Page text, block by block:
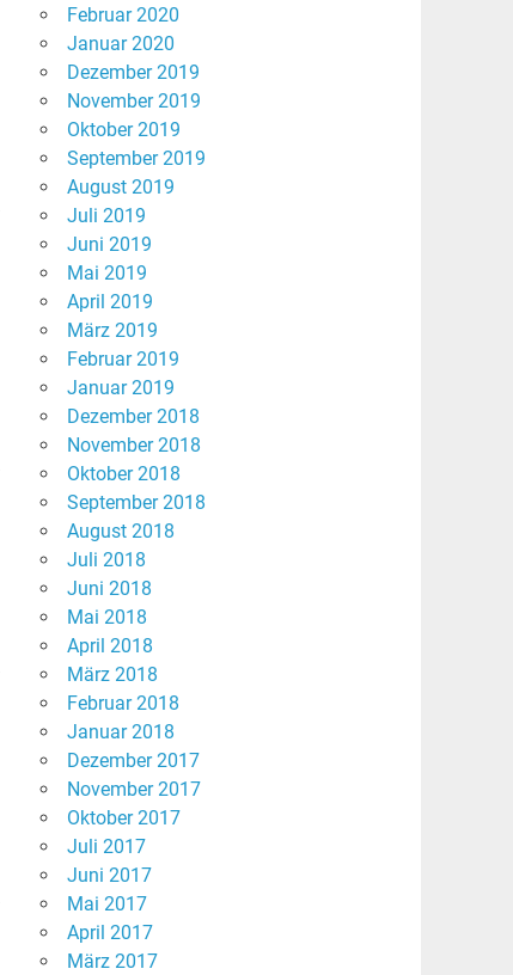
Februar 2020
Januar 2020
Dezember 2019
November 2019
Oktober 2019
September 2019
August 2019
Juli 2019
Juni 2019
Mai 2019
April 2019
März 2019
Februar 2019
Januar 2019
Dezember 2018
November 2018
Oktober 2018
September 2018
August 2018
Juli 2018
Juni 2018
Mai 2018
April 2018
März 2018
Februar 2018
Januar 2018
Dezember 2017
November 2017
Oktober 2017
Juli 2017
Juni 2017
Mai 2017
April 2017
März 2017